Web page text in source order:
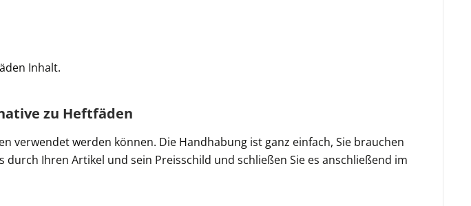
Inhalt.
zu Heftfäden
verwendet werden können. Die Handhabung ist ganz einfach, Sie brauchen
Ihren Artikel und sein Preisschild und schließen Sie es anschließend im